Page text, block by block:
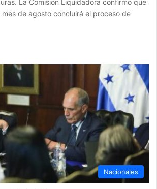
La Comisión Liquidadora confirmó que
de agosto concluirá el proceso de
Nacionales